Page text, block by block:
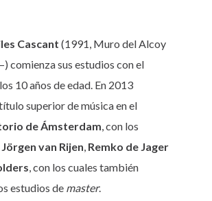
Cascant (1991, Muro del Alcoy
comienza sus estudios con el
10 años de edad. En 2013
superior de música en el
de Ámsterdam, con los
Jörgen van Rijen, Remko de Jager
, con los cuales también
estudios de master.